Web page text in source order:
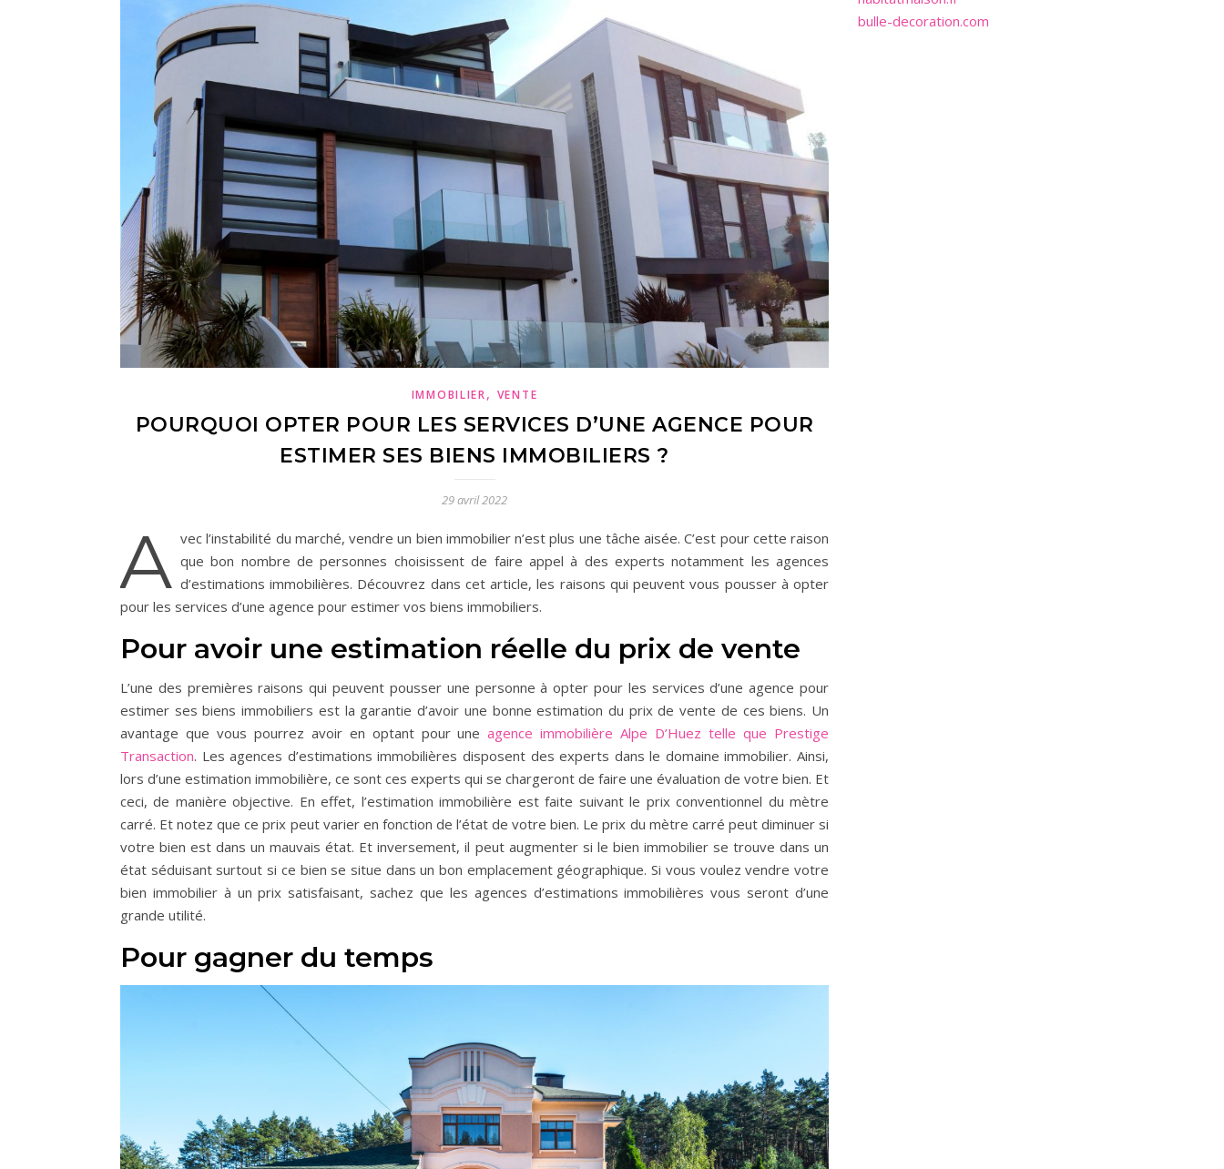
IMMOBILIER, VENTE
POURQUOI OPTER POUR LES SERVICES D’UNE AGENCE POUR
ESTIMER SES BIENS IMMOBILIERS ?
29 avril 2022
A vec l’instabilité du marché, vendre un bien immobilier n’est plus une tâche aisée. C’est pour cette raison
que bon nombre de personnes choisissent de faire appel à des experts notamment les agences
d’estimations immobilières. Découvrez dans cet article, les raisons qui peuvent vous pousser à opter
pour les services d’une agence pour estimer vos biens immobiliers.
Pour avoir une estimation réelle du prix de vente
L’une des premières raisons qui peuvent pousser une personne à opter pour les services d’une agence pour
estimer ses biens immobiliers est la garantie d’avoir une bonne estimation du prix de vente de ces biens. Un
avantage que vous pourrez avoir en optant pour uneagence immobilière Alpe D’Huez telle que Prestige
Transaction. Les agences d’estimations immobilières disposent des experts dans le domaine immobilier. Ainsi,
lors d’une estimation immobilière, ce sont ces experts qui se chargeront de faire une évaluation de votre bien. Et
ceci, de manière objective. En effet, l’estimation immobilière est faite suivant le prix conventionnel du mètre
carré. Et notez que ce prix peut varier en fonction de l’état de votre bien. Le prix du mètre carré peut diminuer si
votre bien est dans un mauvais état. Et inversement, il peut augmenter si le bien immobilier se trouve dans un
état séduisant surtout si ce bien se situe dans un bon emplacement géographique. Si vous voulez vendre votre
bien immobilier à un prix satisfaisant, sachez que les agences d’estimations immobilières vous seront d’une
grande utilité.
Pour gagner du temps
bulle-decoration.com